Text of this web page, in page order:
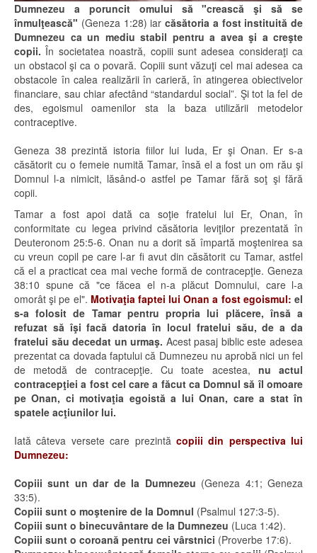
Dumnezeu a poruncit omului să "crească şi să se
înmulţească" (Geneza 1:28) iar căsătoria a fost instituită de
Dumnezeu ca un mediu stabil pentru a avea şi a creşte
copii. În societatea noastră, copiii sunt adesea consideraţi ca
un obstacol şi ca o povară. Copiii sunt văzuţi cel mai adesea ca
obstacole în calea realizării în carieră, în atingerea obiectivelor
financiare, sau chiar afectând “standardul social”. Şi tot la fel de
des, egoismul oamenilor sta la baza utilizării metodelor
contraceptive.
Geneza 38 prezintă istoria fiilor lui Iuda, Er şi Onan. Er s-a
căsătorit cu o femeie numită Tamar, însă el a fost un om rău şi
Domnul l-a nimicit, lăsând-o astfel pe Tamar fără soţ şi fără
copii.
Tamar a fost apoi dată ca soţie fratelui lui Er, Onan, în
conformitate cu legea privind căsătoria leviţilor prezentată în
Deuteronom 25:5-6. Onan nu a dorit să împartă moştenirea sa
cu vreun copil pe care l-ar fi avut din căsătorit cu Tamar, astfel
că el a practicat cea mai veche formă de contracepţie. Geneza
38:10 spune că "ce făcea el n-a plăcut Domnului, care l-a
omorât şi pe el". Motivaţia faptei lui Onan a fost egoismul: el
s-a folosit de Tamar pentru propria lui plăcere, însă a
refuzat să îşi facă datoria în locul fratelui său, de a da
fratelui său decedat un urmaş. Acest pasaj biblic este adesea
prezentat ca dovada faptului că Dumnezeu nu aprobă nici un fel
de metodă de contracepţie. Cu toate acestea, nu actul
contracepţiei a fost cel care a făcut ca Domnul să îl omoare
pe Onan, ci motivaţia egoistă a lui Onan, care a stat în
spatele acţiunilor lui.
Iată câteva versete care prezintă copiii din perspectiva lui
Dumnezeu:
Copiii sunt un dar de la Dumnezeu (Geneza 4:1; Geneza
33:5).
Copiii sunt o moştenire de la Domnul (Psalmul 127:3-5).
Copiii sunt o binecuvântare de la Dumnezeu (Luca 1:42).
Copiii sunt o coroană pentru cei vârstnici (Proverbe 17:6).